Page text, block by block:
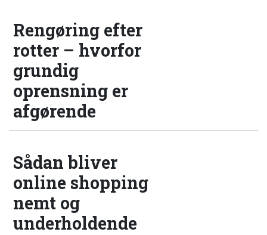
Rengøring efter
rotter – hvorfor
grundig
oprensning er
afgørende
Sådan bliver
online shopping
nemt og
underholdende